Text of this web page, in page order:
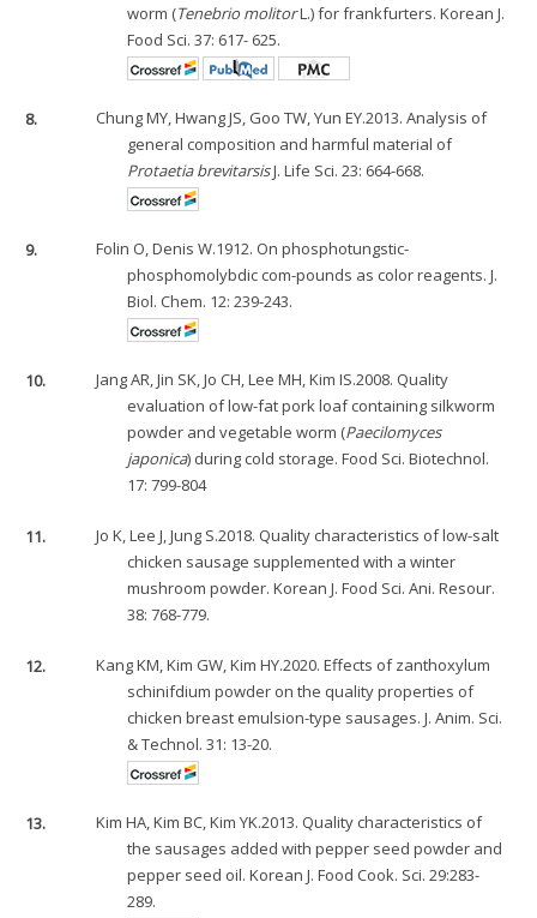
worm (Tenebrio molitorL.) for frankfurters. Korean J.
Food Sci. 37: 617- 625.
8.
Chung MY, Hwang JS, Goo TW, Yun EY.2013. Analysis of
general composition and harmful material of
Protaetia brevitarsisJ. Life Sci. 23: 664-668.
9.
Folin O, Denis W.1912. On phosphotungstic-
phosphomolybdic com-pounds as color reagents. J.
Biol. Chem. 12: 239-243.
10.
Jang AR, Jin SK, Jo CH, Lee MH, Kim IS.2008. Quality
evaluation of low-fat pork loaf containing silkworm
powder and vegetable worm (Paecilomyces
japonica) during cold storage. Food Sci. Biotechnol.
17: 799-804
11.
Jo K, Lee J, Jung S.2018. Quality characteristics of low-salt
chicken sausage supplemented with a winter
mushroom powder. Korean J. Food Sci. Ani. Resour.
38: 768-779.
12.
Kang KM, Kim GW, Kim HY.2020. Effects of zanthoxylum
schinifdium powder on the quality properties of
chicken breast emulsion-type sausages. J. Anim. Sci.
& Technol. 31: 13-20.
13.
Kim HA, Kim BC, Kim YK.2013. Quality characteristics of
the sausages added with pepper seed powder and
pepper seed oil. Korean J. Food Cook. Sci. 29:283-
289.